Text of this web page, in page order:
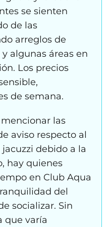
se sienten
de las
arreglos de
algunas áreas en
Los precios
de semana.
las
aviso respecto al
debido a la
hay quienes
en Club Aqua
del
socializar. Sin
que varía